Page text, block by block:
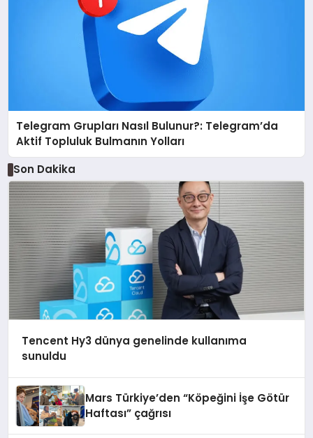
Telegram Grupları Nasıl Bulunur?: Telegram’da
Aktif Topluluk Bulmanın Yolları
Son Dakika
Tencent Hy3 dünya genelinde kullanıma
sunuldu
Mars Türkiye’den “Köpeğini İşe Götür
Haftası” çağrısı